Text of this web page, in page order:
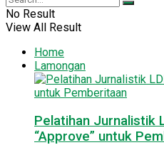
No Result
View All Result
Home
Lamongan
Pelatihan Jurnalistik
“Approve” untuk